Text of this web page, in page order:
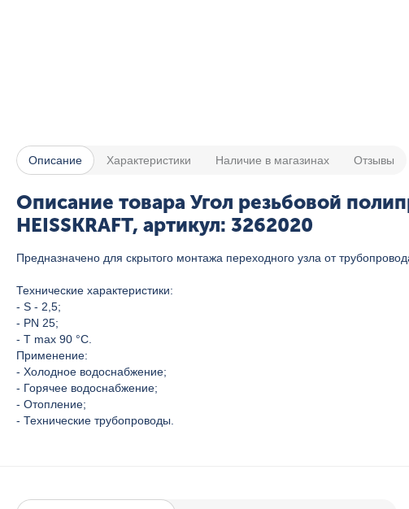
Описание Характеристики Наличие в магазинах Отзывы
Описание товара Угол резьбовой
HEISSKRAFT, артикул: 3262020
Предназначено для скрытого монтажа переходного узла от
Технические характеристики:
- S - 2,5;
- PN 25;
- T max 90 °C.
Применение:
- Холодное водоснабжение;
- Горячее водоснабжение;
- Отопление;
- Технические трубопроводы.